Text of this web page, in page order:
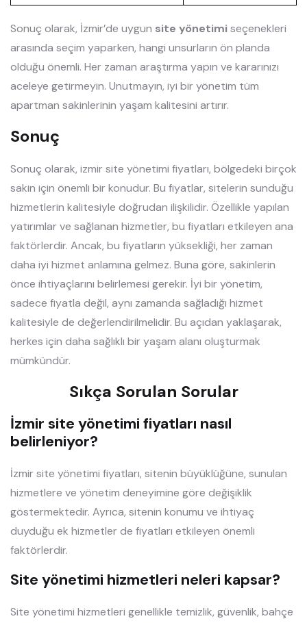
Sonuç olarak, İzmir’de uygun site yönetimiseçenekleri
arasında seçim yaparken, hangi unsurların ön planda
olduğu önemli. Her zaman araştırma yapın ve kararınızı
aceleye getirmeyin. Unutmayın, iyi bir yönetim tüm
apartman sakinlerinin yaşam kalitesini artırır.
Sonuç
Sonuç olarak, izmir site yönetimi fiyatları, bölgedeki birçok
sakin için önemli bir konudur. Bu fiyatlar, sitelerin sunduğu
hizmetlerin kalitesiyle doğrudan ilişkilidir. Özellikle yapılan
yatırımlar ve sağlanan hizmetler, bu fiyatları etkileyen ana
faktörlerdir. Ancak, bu fiyatların yüksekliği, her zaman
daha iyi hizmet anlamına gelmez. Buna göre, sakinlerin
önce ihtiyaçlarını belirlemesi gerekir. İyi bir yönetim,
sadece fiyatla değil, aynı zamanda sağladığı hizmet
kalitesiyle de değerlendirilmelidir. Bu açıdan yaklaşarak,
herkes için daha sağlıklı bir yaşam alanı oluşturmak
mümkündür.
Sıkça Sorulan Sorular
İzmir site yönetimi fiyatları nasıl
belirleniyor?
İzmir site yönetimi fiyatları, sitenin büyüklüğüne, sunulan
hizmetlere ve yönetim deneyimine göre değişiklik
göstermektedir. Ayrıca, sitenin konumu ve ihtiyaç
duyduğu ek hizmetler de fiyatları etkileyen önemli
faktörlerdir.
Site yönetimi hizmetleri neleri kapsar?
Site yönetimi hizmetleri genellikle temizlik, güvenlik, bahçe